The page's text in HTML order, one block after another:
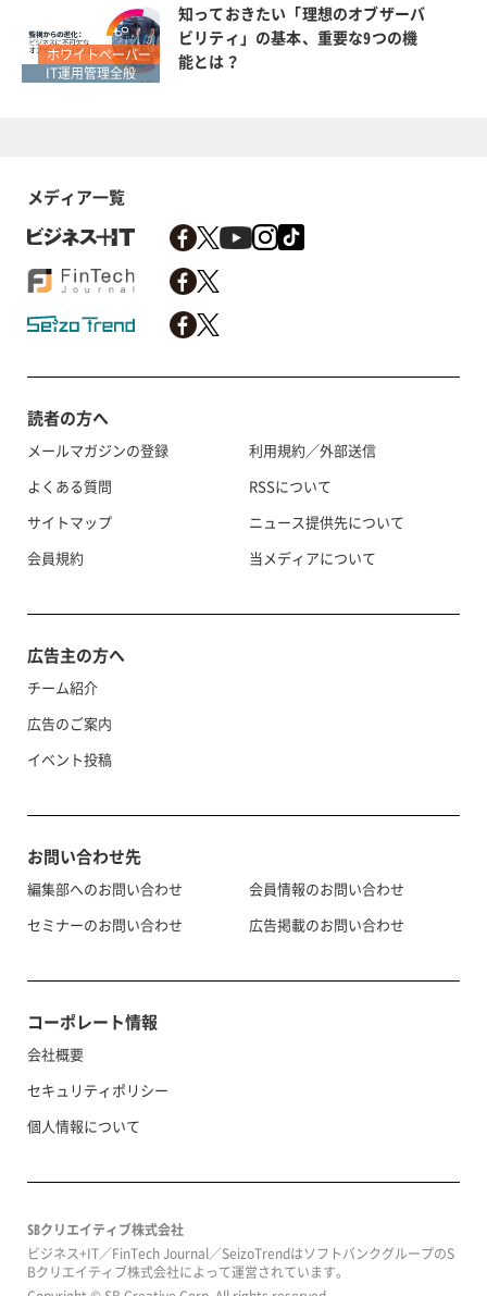
ホワイトペーパー
IT運用管理全般
知っておきたい「理想のオブザーバ
ビリティ」の基本、重要な9つの機
能とは？
メディア一覧
読者の方へ
メールマガジンの登録
よくある質問
サイトマップ
会員規約
利用規約／外部送信
RSSについて
ニュース提供先について
当メディアについて
広告主の方へ
チーム紹介
広告のご案内
イベント投稿
お問い合わせ先
編集部へのお問い合わせ
セミナーのお問い合わせ
会員情報のお問い合わせ
広告掲載のお問い合わせ
コーポレート情報
会社概要
セキュリティポリシー
個人情報について
SBクリエイティブ株式会社
ビジネス+IT／FinTech Journal／SeizoTrendはソフトバンクグループのS
Bクリエイティブ株式会社によって運営されています。